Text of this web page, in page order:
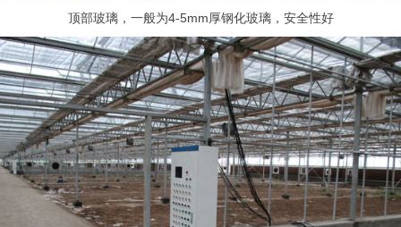
顶部玻璃，一般为4-5mm厚钢化玻璃，安全性好